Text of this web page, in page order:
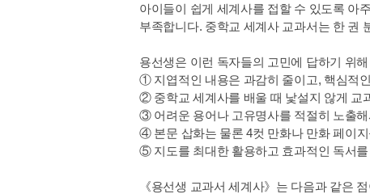
아이들이 쉽게 세계사를 접할 수 있도록 아
부족합니다. 중학교 세계사 교과서는 한 권
용선생은 이런 독자들의 고민에 답하기 위
① 지엽적인 내용은 과감히 줄이고, 핵심적
② 중학교 세계사를 배울 때 낯설지 않게 교
③ 어려운 용어나 고유명사를 적절히 노출
④ 본문 삽화는 물론 4컷 만화나 만화 페이
⑤ 지도를 최대한 활용하고 효과적인 독서
《용선생 교과서 세계사》는 다음과 같은